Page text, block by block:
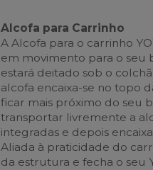
Alcofa para Carrinho
A Alcofa para o carrinho
em movimento para o seu
estará deitado sob o
alcofa encaixa-se no topo
ficar mais próximo do seu
transportar livremente a
integradas e depois
Aliada à praticidade do
da estrutura e fecha o seu